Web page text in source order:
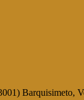
Barquisimeto,